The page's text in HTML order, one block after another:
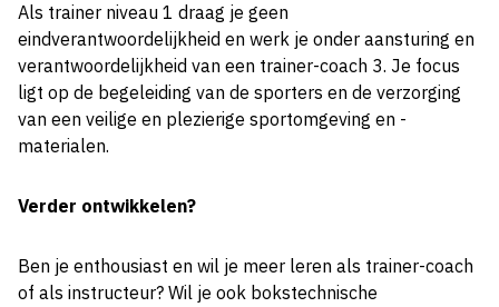
Als trainer niveau 1 draag je geen
eindverantwoordelijkheid en werk je onder aansturing en
verantwoordelijkheid van een trainer-coach 3. Je focus
ligt op de begeleiding van de sporters en de verzorging
van een veilige en plezierige sportomgeving en -
materialen.
Verder ontwikkelen?
Ben je enthousiast en wil je meer leren als trainer-coach
of als instructeur? Wil je ook bokstechnische